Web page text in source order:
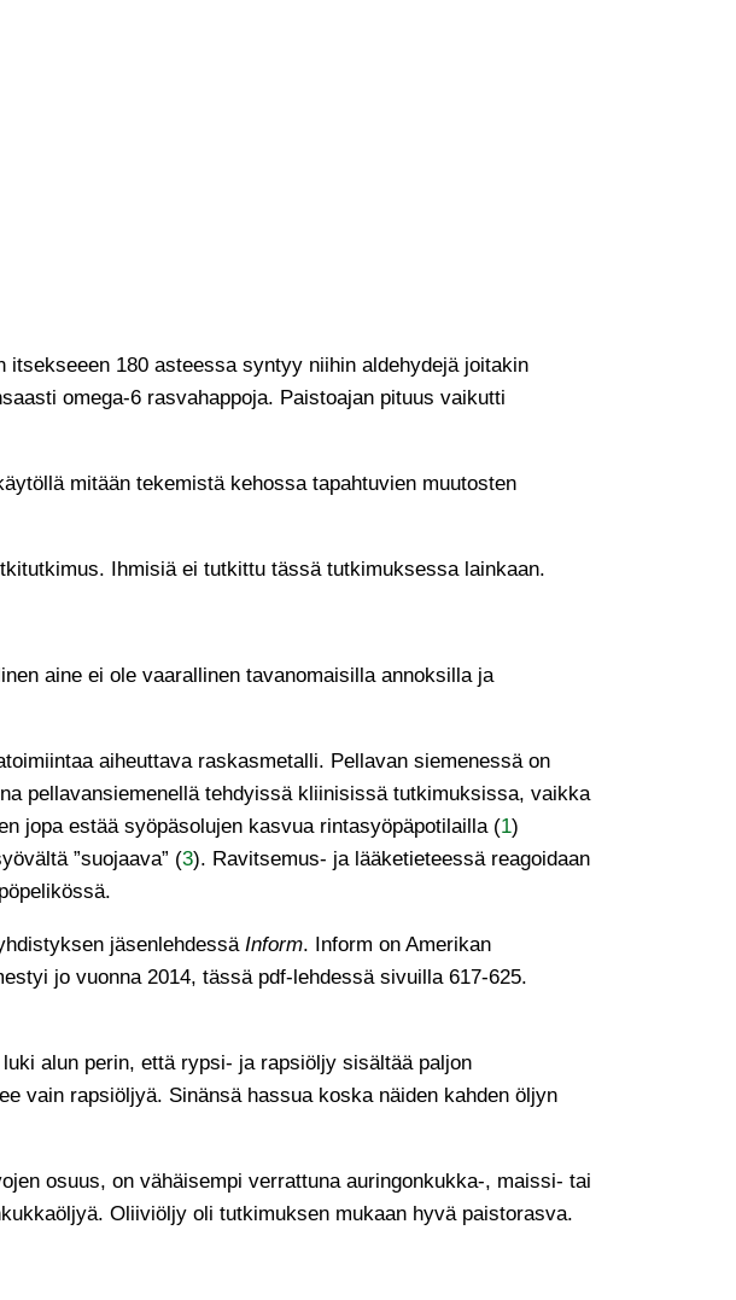
180 asteessa syntyy niihin aldehydejä joitakin
omega-6 rasvahappoja. Paistoajan pituus vaikutti
mitään tekemistä kehossa tapahtuvien muutosten
Ihmisiä ei tutkittu tässä tutkimuksessa lainkaan.
aine ei ole vaarallinen tavanomaisilla annoksilla ja
aiheuttava raskasmetalli. Pellavan siemenessä on
pellavansiemenellä tehdyissä kliinisissä tutkimuksissa, vaikka
jopa estää syöpäsolujen kasvua rintasyöpäpotilailla (1)
”suojaava” (3). Ravitsemus- ja lääketieteessä reagoidaan
jäsenlehdessäInform. Inform on Amerikan
jo vuonna 2014, tässä pdf-lehdessä sivuilla 617-625.
alun perin, että rypsi- ja rapsiöljy sisältää paljon
vain rapsiöljyä. Sinänsä hassua koska näiden kahden öljyn
osuus, on vähäisempi verrattuna auringonkukka-, maissi- tai
Oliiviöljy oli tutkimuksen mukaan hyvä paistorasva.